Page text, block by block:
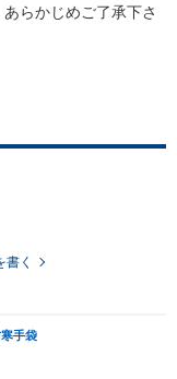
らかじめご了承下さ
書く
寒手袋